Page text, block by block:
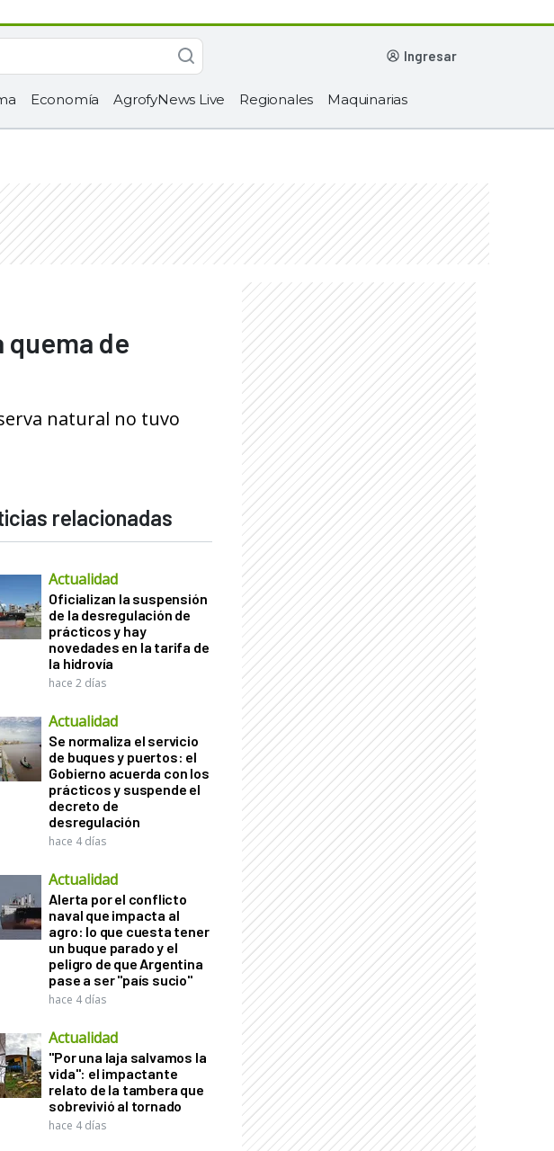
ingresar
Economía AgrofyNews Live Regionales Maquinarias
quema de
natural no tuvo
relacionadas
Actualidad
Oficializan la suspensión
de la desregulación de
prácticos y hay
novedades en la tarifa de
la hidrovía
hace 2 días
Actualidad
Se normaliza el servicio
de buques y puertos: el
Gobierno acuerda con los
prácticos y suspende el
decreto de
desregulación
hace 4 días
Actualidad
Alerta por el conflicto
naval que impacta al
agro: lo que cuesta tener
un buque parado y el
peligro de que Argentina
pase a ser "país sucio"
hace 4 días
Actualidad
"Por una laja salvamos la
vida": el impactante
relato de la tambera que
sobrevivió al tornado
hace 4 días